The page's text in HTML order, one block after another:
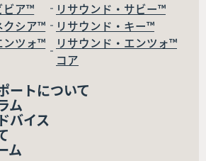
ビア™
リサウンド・サビー™
クシア™
リサウンド・キー™
ンツォ™
リサウンド・エンツォ™
コア
ートについて
ム
バイス
ム